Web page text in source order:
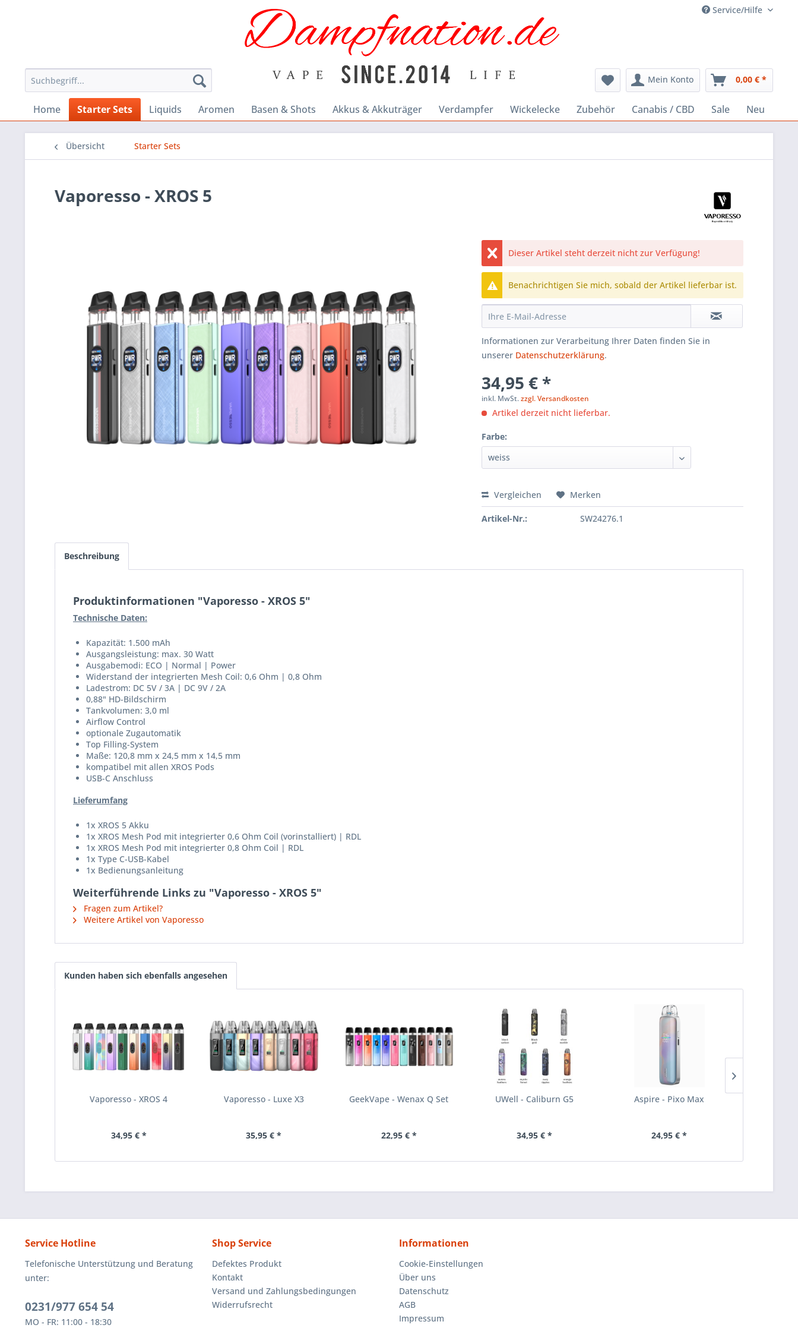
Service/Hilfe
Mein Konto 0,00 € *
Home Starter Sets Liquids Aromen Basen & Shots Akkus & Akkuträger Verdampfer Wickelecke Zubehör Canabis / CBD Sale Neu
Übersicht Starter Sets
Vaporesso - XROS 5
Dieser Artikel steht derzeit nicht zur Verfügung!
Benachrichtigen Sie mich, sobald der Artikel lieferbar ist.
Informationen zur Verarbeitung Ihrer Daten finden Sie in
unserer Datenschutzerklärung.
34,95 € *
inkl. MwSt.zzgl. Versandkosten
Artikel derzeit nicht lieferbar.
Farbe:
Vergleichen Merken
Artikel-Nr.: SW24276.1
Beschreibung
Produktinformationen "Vaporesso - XROS 5"
Technische Daten:
Kapazität: 1.500 mAh
Ausgangsleistung: max. 30 Watt
Ausgabemodi: ECO | Normal | Power
Widerstand der integrierten Mesh Coil: 0,6 Ohm | 0,8 Ohm
Ladestrom: DC 5V / 3A | DC 9V / 2A
0,88" HD-Bildschirm
Tankvolumen: 3,0 ml
Airflow Control
optionale Zugautomatik
Top Filling-System
Maße: 120,8 mm x 24,5 mm x 14,5 mm
kompatibel mit allen XROS Pods
USB-C Anschluss
Lieferumfang
1x XROS 5 Akku
1x XROS Mesh Pod mit integrierter 0,6 Ohm Coil (vorinstalliert) | RDL
1x XROS Mesh Pod mit integrierter 0,8 Ohm Coil | RDL
1x Type C-USB-Kabel
1x Bedienungsanleitung
Weiterführende Links zu "Vaporesso - XROS 5"
Fragen zum Artikel?
Weitere Artikel von Vaporesso
Kunden haben sich ebenfalls angesehen
Vaporesso - XROS 4
34,95 € *
Vaporesso - Luxe X3
35,95 € *
GeekVape - Wenax Q Set
22,95 € *
UWell - Caliburn G5
34,95 € *
Aspire - Pixo Max
24,95 € *
Service Hotline
Telefonische Unterstützung und Beratung
unter:
0231/977 654 54
MO - FR: 11:00 - 18:30
Shop Service
Defektes Produkt
Kontakt
Versand und Zahlungsbedingungen
Widerrufsrecht
Informationen
Cookie-Einstellungen
Über uns
Datenschutz
AGB
Impressum